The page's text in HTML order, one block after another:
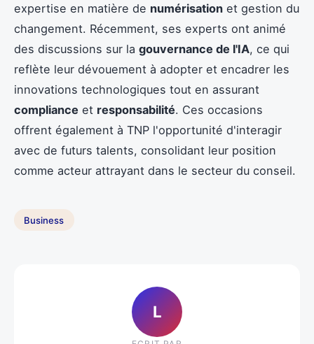
expertise en matière de numérisation et gestion du
changement. Récemment, ses experts ont animé
des discussions sur la gouvernance de l'IA, ce qui
reflète leur dévouement à adopter et encadrer les
innovations technologiques tout en assurant
compliance et responsabilité. Ces occasions
offrent également à TNP l'opportunité d'interagir
avec de futurs talents, consolidant leur position
comme acteur attrayant dans le secteur du conseil.
Business
L